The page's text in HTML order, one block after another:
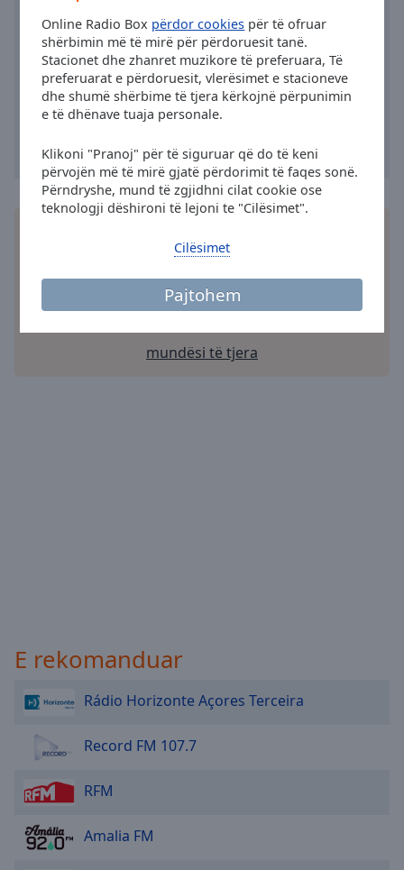
Online Radio Box përdor cookies për të ofruar
shërbimin më të mirë për përdoruesit tanë.
Stacionet dhe zhanret muzikore të preferuara, Të
preferuarat e përdoruesit, vlerësimet e stacioneve
dhe shumë shërbime të tjera kërkojnë përpunimin
e të dhënave tuaja personale.
Klikoni "Pranoj" për të siguruar që do të keni
përvojën më të mirë gjatë përdorimit të faqes sonë.
Përndryshe, mund të zgjidhni cilat cookie ose
teknologji dëshironi të lejoni te "Cilësimet".
Pajtohem
Cilësimet
Background
Opacity
Family
smartfonin tuaj dhe dëgjoni stacionet tuaja të
mundësi të tjera
E rekomanduar
Rádio Horizonte Açores Terceira
Record FM 107.7
RFM
Amalia FM